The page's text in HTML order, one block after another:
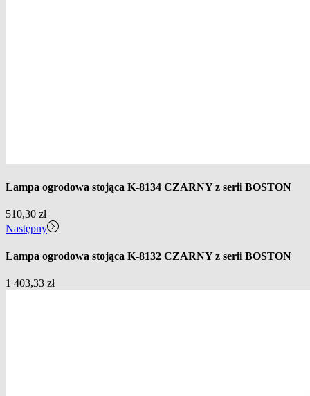
Lampa ogrodowa stojąca K-8134 CZARNY z serii BOSTON
510,30 zł
Następny
Lampa ogrodowa stojąca K-8132 CZARNY z serii BOSTON
1 403,33 zł